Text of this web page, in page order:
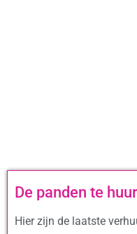
De panden te
Hier zijn de laatste